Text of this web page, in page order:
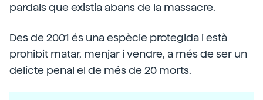
pardals que existia abans de la massacre.
Des de 2001 és una espècie protegida i està
prohibit matar, menjar i vendre, a més de ser un
delicte penal el de més de 20 morts.